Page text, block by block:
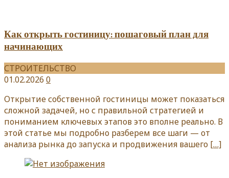
Как открыть гостиницу: пошаговый план для
начинающих
СТРОИТЕЛЬСТВО
01.02.2026 0
Открытие собственной гостиницы может показаться
сложной задачей, но с правильной стратегией и
пониманием ключевых этапов это вполне реально. В
этой статье мы подробно разберем все шаги — от
анализа рынка до запуска и продвижения вашего […]